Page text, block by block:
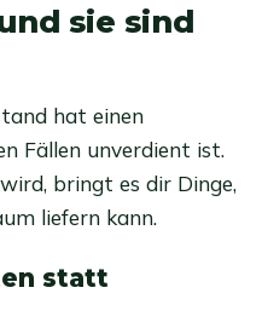
sie sind
hat einen
Fällen unverdient ist.
bringt es dir Dinge,
liefern kann.
statt